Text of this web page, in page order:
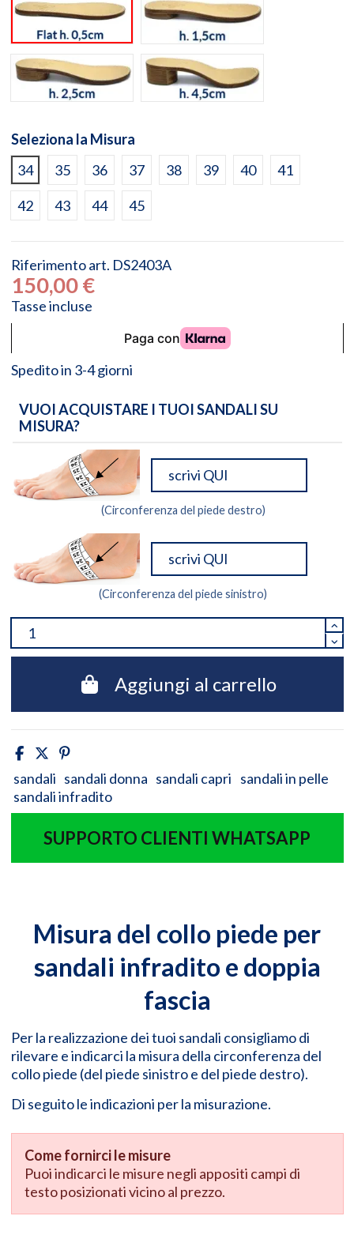
flat h. 0,5cm
h. 1,5cm
h. 2,5cm h. 4,5cm
Seleziona la Misura
34
35 36 37 38 39 40 41
42 43 44 45
Riferimento art. DS2403A
150,00 €
Tasse incluse
Spedito in 3-4 giorni
VUOI ACQUISTARE I TUOI SANDALI SU
MISURA?
(Circonferenza del piede destro)
(Circonferenza del piede sinistro)
Aggiungi al carrello
sandali sandali donna sandali capri sandali in pelle
sandali infradito
SUPPORTO CLIENTI WHATSAPP
Misura del collo piede per
sandali infradito e doppia
fascia
Per la realizzazione dei tuoi sandali consigliamo di
rilevare e indicarci la misura della circonferenza del
collo piede (del piede sinistro e del piede destro).
Di seguito le indicazioni per la misurazione.
Come fornirci le misure
Puoi indicarci le misure negli appositi campi di
testo posizionati vicino al prezzo.